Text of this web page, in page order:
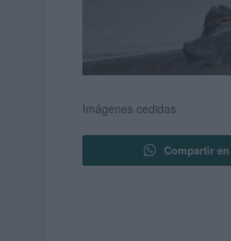
Imágenes cedidas
Compartir